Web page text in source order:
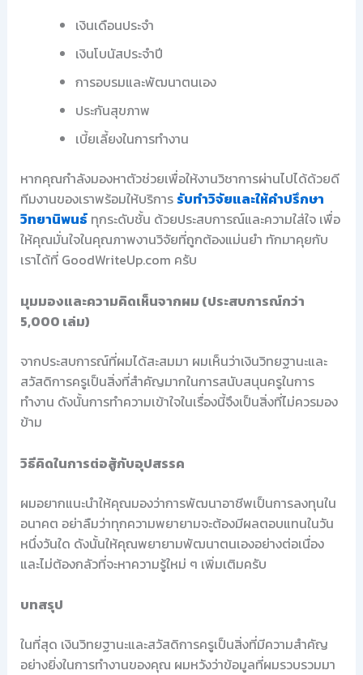
เงินเดือนประจำ
เงินโบนัสประจำปี
การอบรมและพัฒนาตนเอง
ประกันสุขภาพ
เบี้ยเลี้ยงในการทำงาน
หากคุณกำลังมองหาตัวช่วยเพื่อให้งานวิชาการผ่านไปได้ด้วยดี
ทีมงานของเราพร้อมให้บริการ รับทำวิจัยและให้คำปรึกษา
วิทยานิพนธ์ทุกระดับชั้น ด้วยประสบการณ์และความใส่ใจ เพื่อ
ให้คุณมั่นใจในคุณภาพงานวิจัยที่ถูกต้องแม่นยำ ทักมาคุยกับ
เราได้ที่ GoodWriteUp.com ครับ
มุมมองและความคิดเห็นจากผม (ประสบการณ์กว่า
5,000 เล่ม)
จากประสบการณ์ที่ผมได้สะสมมา ผมเห็นว่าเงินวิทยฐานะและ
สวัสดิการครูเป็นสิ่งที่สำคัญมากในการสนับสนุนครูในการ
ทำงาน ดังนั้นการทำความเข้าใจในเรื่องนี้จึงเป็นสิ่งที่ไม่ควรมอง
ข้าม
วิธีคิดในการต่อสู้กับอุปสรรค
ผมอยากแนะนำให้คุณมองว่าการพัฒนาอาชีพเป็นการลงทุนใน
อนาคต อย่าลืมว่าทุกความพยายามจะต้องมีผลตอบแทนในวัน
หนึ่งวันใด ดังนั้นให้คุณพยายามพัฒนาตนเองอย่างต่อเนื่อง
และไม่ต้องกลัวที่จะหาความรู้ใหม่ ๆ เพิ่มเติมครับ
บทสรุป
ในที่สุด เงินวิทยฐานะและสวัสดิการครูเป็นสิ่งที่มีความสำคัญ
อย่างยิ่งในการทำงานของคุณ ผมหวังว่าข้อมูลที่ผมรวบรวมมา